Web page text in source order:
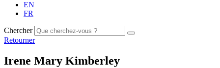
EN
FR
Chercher
Retourner
Irene Mary Kimberley